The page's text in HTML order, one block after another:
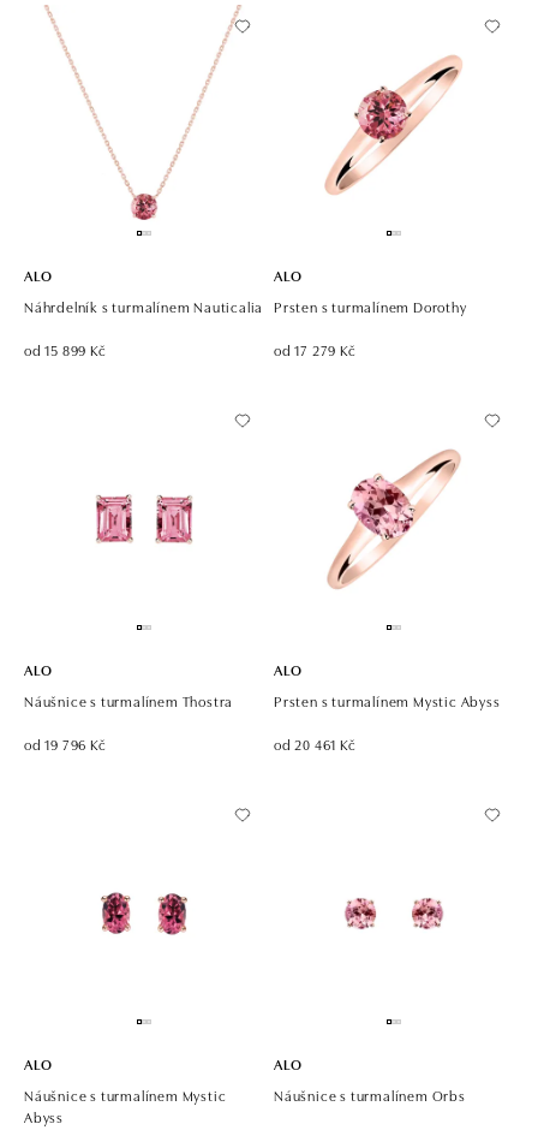
ALO
Náhrdelník s turmalínem Nauticalia
od 15 899 Kč
ALO
Prsten s turmalínem Dorothy
od 17 279 Kč
ALO
Náušnice s turmalínem Thostra
od 19 796 Kč
ALO
Prsten s turmalínem Mystic Abyss
od 20 461 Kč
ALO
Náušnice s turmalínem Mystic
Abyss
ALO
Náušnice s turmalínem Orbs